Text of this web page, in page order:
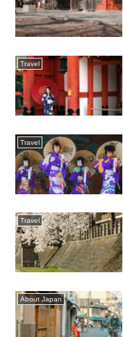
Travel
Travel
Travel
About Japan